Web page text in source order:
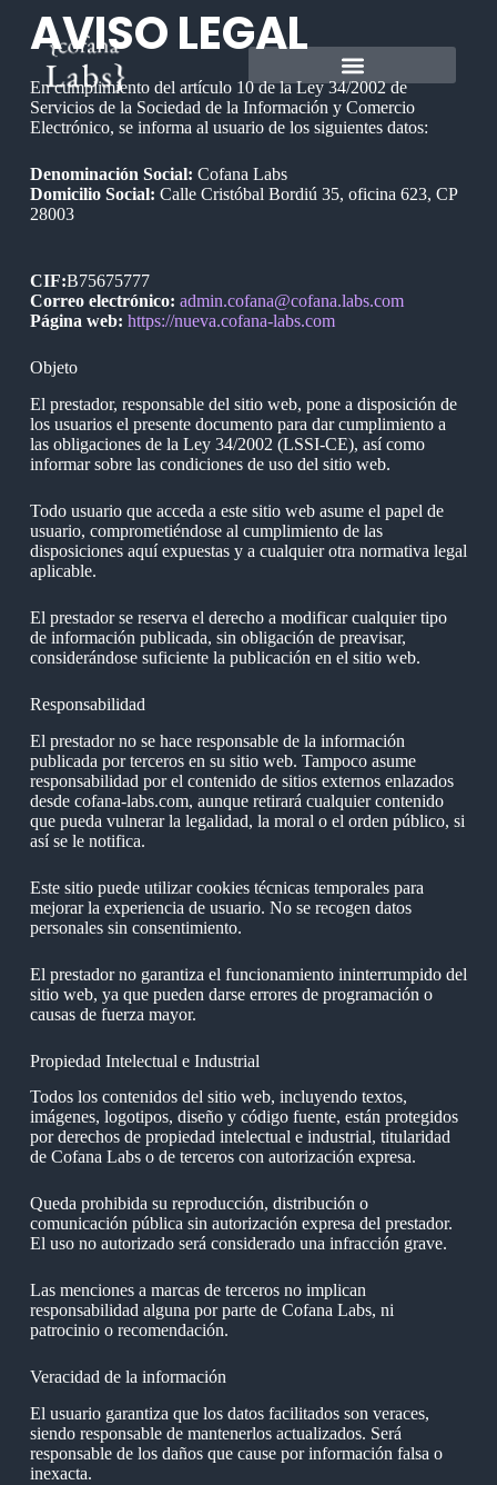
AVISO LEGAL
En cumplimiento del artículo 10 de la Ley 34/2002 de
Servicios de la Sociedad de la Información y Comercio
Electrónico, se informa al usuario de los siguientes datos:
Denominación Social: Cofana Labs
Domicilio Social: Calle Cristóbal Bordiú 35, oficina 623, CP
28003
CIF:B75675777
Correo electrónico: admin.cofana@cofana.labs.com
Página web: https://nueva.cofana-labs.com
Objeto
El prestador, responsable del sitio web, pone a disposición de
los usuarios el presente documento para dar cumplimiento a
las obligaciones de la Ley 34/2002 (LSSI-CE), así como
informar sobre las condiciones de uso del sitio web.
Todo usuario que acceda a este sitio web asume el papel de
usuario, comprometiéndose al cumplimiento de las
disposiciones aquí expuestas y a cualquier otra normativa legal
aplicable.
El prestador se reserva el derecho a modificar cualquier tipo
de información publicada, sin obligación de preavisar,
considerándose suficiente la publicación en el sitio web.
Responsabilidad
El prestador no se hace responsable de la información
publicada por terceros en su sitio web. Tampoco asume
responsabilidad por el contenido de sitios externos enlazados
desde cofana-labs.com, aunque retirará cualquier contenido
que pueda vulnerar la legalidad, la moral o el orden público, si
así se le notifica.
Este sitio puede utilizar cookies técnicas temporales para
mejorar la experiencia de usuario. No se recogen datos
personales sin consentimiento.
El prestador no garantiza el funcionamiento ininterrumpido del
sitio web, ya que pueden darse errores de programación o
causas de fuerza mayor.
Propiedad Intelectual e Industrial
Todos los contenidos del sitio web, incluyendo textos,
imágenes, logotipos, diseño y código fuente, están protegidos
por derechos de propiedad intelectual e industrial, titularidad
de Cofana Labs o de terceros con autorización expresa.
Queda prohibida su reproducción, distribución o
comunicación pública sin autorización expresa del prestador.
El uso no autorizado será considerado una infracción grave.
Las menciones a marcas de terceros no implican
responsabilidad alguna por parte de Cofana Labs, ni
patrocinio o recomendación.
Veracidad de la información
El usuario garantiza que los datos facilitados son veraces,
siendo responsable de mantenerlos actualizados. Será
responsable de los daños que cause por información falsa o
inexacta.